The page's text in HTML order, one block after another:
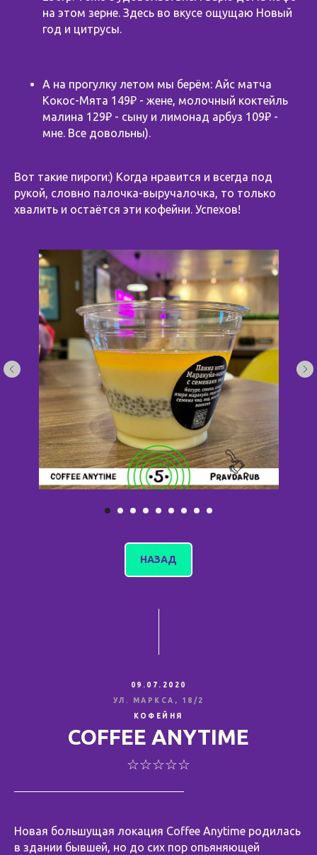
на этом зерне. Здесь во вкусе ощущаю Новый
год и цитрусы.
А на прогулку летом мы берём: Айс матча
Кокос-Мята 149₽ - жене, молочный коктейль
малина 129₽ - сыну и лимонад арбуз 109₽ -
мне. Все довольны).
Вот такие пироги:) Когда нравится и всегда под
рукой, словно палочка-выручалочка, то только
хвалить и остаётся эти кофейни. Успехов!
НАЗАД
09.07.2020
УЛ. МАРКСА, 18/2
КОФЕЙНЯ
COFFEE ANYTIME
☆☆☆☆☆
Новая большущая локация Coffee Anytime родилась
в здании бывшей, но до сих пор опьяняющей